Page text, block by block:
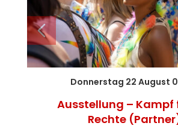
Donnerstag 22 August
Ausstellung – Kampf
Rechte